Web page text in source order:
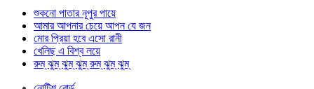
শুকনো পাতার নূপুর পায়ে
আমার আপনার চেয়ে আপন যে জন
মোর প্রিয়া হবে এসো রানী
খেলিছ এ বিশ্ব লয়ে
রুম্ ঝুম্ ঝুম্ ঝুম্ রুম্ ঝুম্ ঝুম্